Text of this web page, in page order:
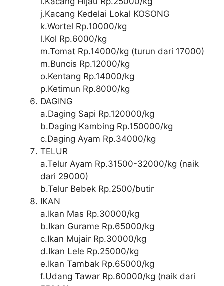
j.Kacang Kedelai Lokal KOSONG
k.Wortel Rp.10000/kg
l.Kol Rp.6000/kg
m.Tomat Rp.14000/kg (turun dari 17000)
m.Buncis Rp.12000/kg
o.Kentang Rp.14000/kg
p.Ketimun Rp.8000/kg
DAGING
a.Daging Sapi Rp.120000/kg
b.Daging Kambing Rp.150000/kg
c.Daging Ayam Rp.34000/kg
TELUR
a.Telur Ayam Rp.31500-32000/kg (naik
dari 29000)
b.Telur Bebek Rp.2500/butir
IKAN
a.Ikan Mas Rp.30000/kg
b.Ikan Gurame Rp.65000/kg
c.Ikan Mujair Rp.30000/kg
d.Ikan Lele Rp.25000/kg
e.Ikan Tambak Rp.65000/kg
f.Udang Tawar Rp.60000/kg (naik dari